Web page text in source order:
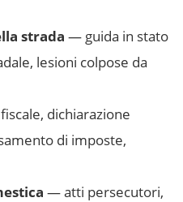
strada — guida in stato
lesioni colpose da
dichiarazione
di imposte,
— atti persecutori,